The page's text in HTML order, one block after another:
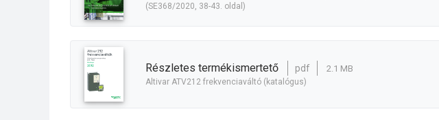
(SE368/2020, 38-43. oldal)
részletes termékismertető pdf 2.1 MB
Altivar ATV212 frekvenciaváltó (katalógus)